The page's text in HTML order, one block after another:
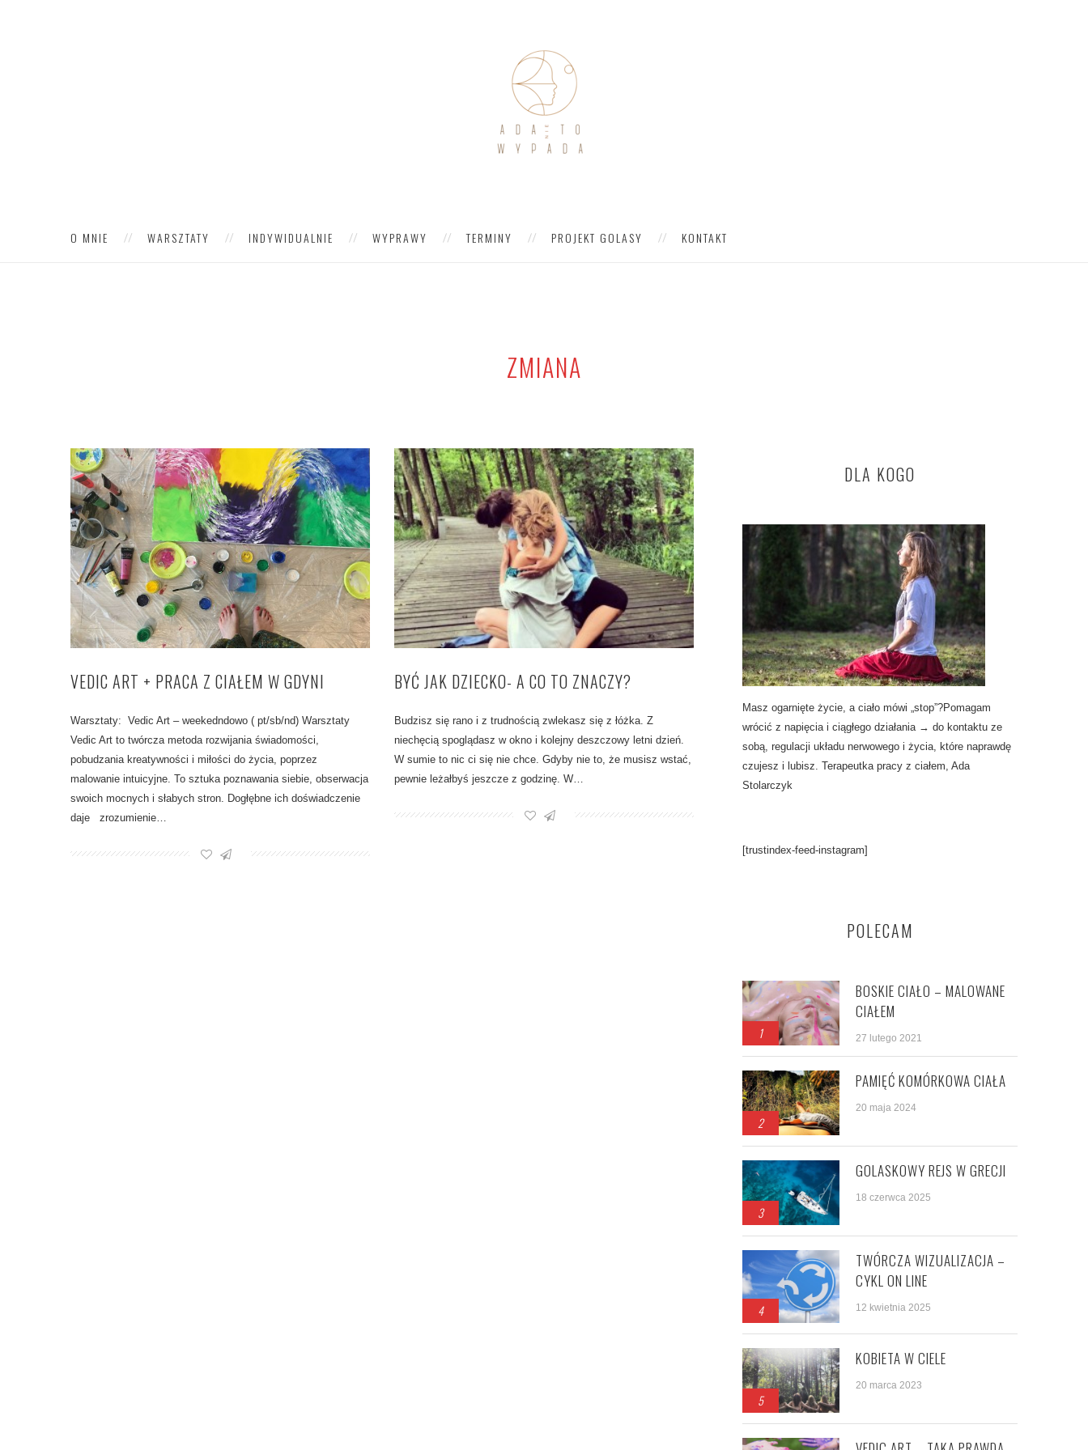
O MNIE WARSZTATY INDYWIDUALNIE WYPRAWY TERMINY PROJEKT GOLASY KONTAKT
ZMIANA
VEDIC ART + PRACA Z CIAŁEM W GDYNI
Warsztaty: Vedic Art – weekedndowo ( pt/sb/nd) Warsztaty
Vedic Art to twórcza metoda rozwijania świadomości,
pobudzania kreatywności i miłości do życia, poprzez
malowanie intuicyjne. To sztuka poznawania siebie, obserwacja
swoich mocnych i słabych stron. Dogłębne ich doświadczenie
daje zrozumienie…
BYĆ JAK DZIECKO- A CO TO ZNACZY?
Budzisz się rano i z trudnością zwlekasz się z łóżka. Z
niechęcią spoglądasz w okno i kolejny deszczowy letni dzień.
W sumie to nic ci się nie chce. Gdyby nie to, że musisz wstać,
pewnie leżałbyś jeszcze z godzinę. W…
DLA KOGO
Masz ogarnięte życie, a ciało mówi „stop”?Pomagam
wrócić z napięcia i ciągłego działania → do kontaktu ze
sobą, regulacji układu nerwowego i życia, które naprawdę
czujesz i lubisz. Terapeutka pracy z ciałem, Ada
Stolarczyk
[trustindex-feed-instagram]
POLECAM
1
BOSKIE CIAŁO – MALOWANE
CIAŁEM
27 lutego 2021
2
PAMIĘĆ KOMÓRKOWA CIAŁA
20 maja 2024
3
GOLASKOWY REJS W GRECJI
18 czerwca 2025
4
TWÓRCZA WIZUALIZACJA –
CYKL ON LINE
12 kwietnia 2025
5
KOBIETA W CIELE
20 marca 2023